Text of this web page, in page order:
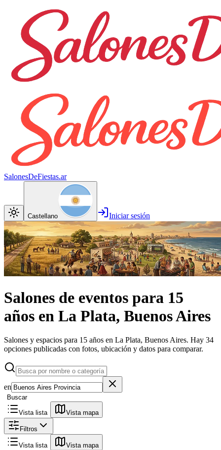
SalonesDeFiestas.ar
Castellano Iniciar sesión
Salones de eventos para 15
años en La Plata, Buenos Aires
Salones y espacios para 15 años en La Plata, Buenos Aires. Hay 34
opciones publicadas con fotos, ubicación y datos para comparar.
en
Buscar
Vista lista Vista mapa
Filtros
Vista lista Vista mapa